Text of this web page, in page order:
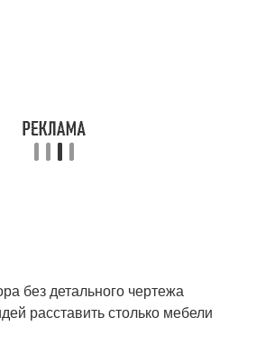
без детального чертежа
расставить столько мебели